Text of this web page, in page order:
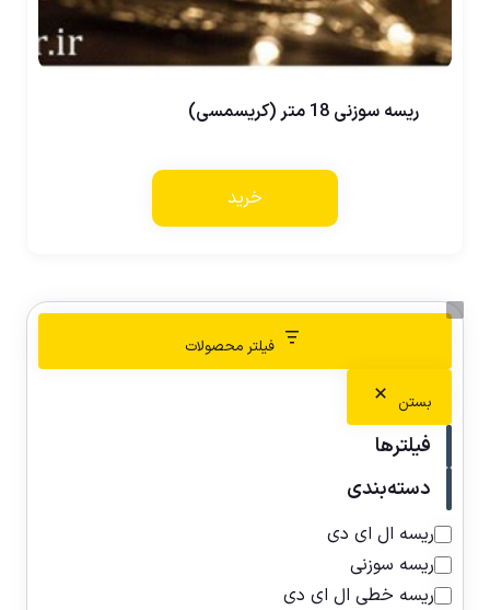
ریسه سوزنی 18 متر (کریسمسی)
خرید
فیلتر محصولات
بستن
فیلترها
دسته‌بندی
ریسه ال ای دی
ریسه سوزنی
ریسه خطی ال ای دی